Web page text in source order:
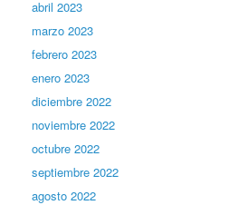
abril 2023
marzo 2023
febrero 2023
enero 2023
diciembre 2022
noviembre 2022
octubre 2022
septiembre 2022
agosto 2022